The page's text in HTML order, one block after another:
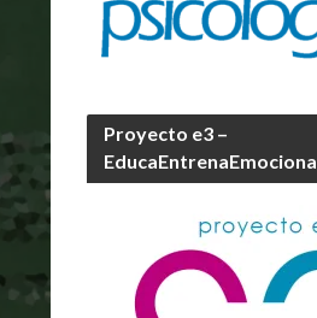
Proyecto e3 –
EducaEntrenaEmociona